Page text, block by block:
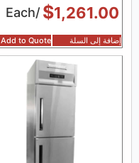
$1,261.00
/Each
إضافة إلى السلة Add to Quote